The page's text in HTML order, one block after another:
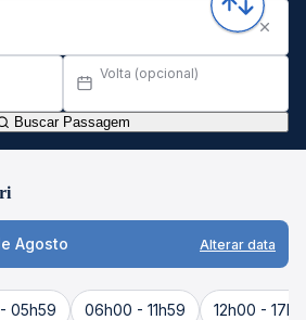
Volta (opcional)
Buscar Passagem
Agosto Alterar data
05h59 06h00 - 11h59 12h00 -